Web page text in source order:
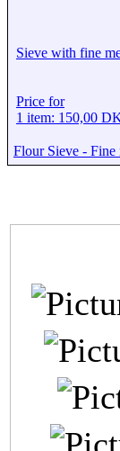
Sieve with fine
Price for
1 item: 150,00
Flour Sieve -